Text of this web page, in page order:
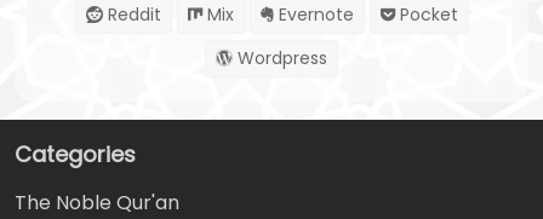
Reddit
Mix Evernote
Pocket
Wordpress
Categories
The Noble Qur'an